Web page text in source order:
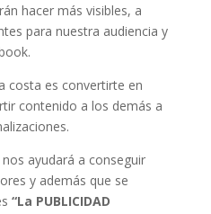
hacer más visibles, a
para nuestra audiencia y
costa es convertirte en
contenido a los demás a
ayudará a conseguir
y además que se
“La PUBLICIDAD